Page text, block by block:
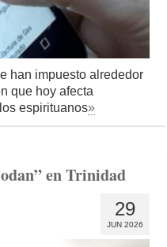
han impuesto alrededor
que hoy afecta
espirituanos»
en Trinidad
29
JUN 2026